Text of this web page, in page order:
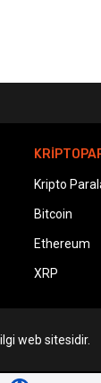
Kripto
Bitcoin
Ethereum
XRP
web sitesidir.